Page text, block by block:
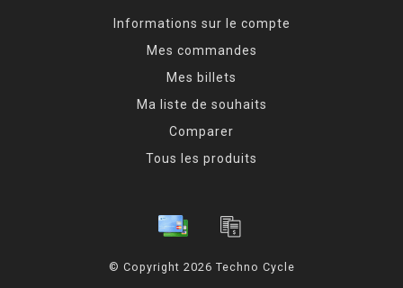
Informations sur le compte
Mes commandes
Mes billets
Ma liste de souhaits
Comparer
Tous les produits
© Copyright 2026 Techno Cycle